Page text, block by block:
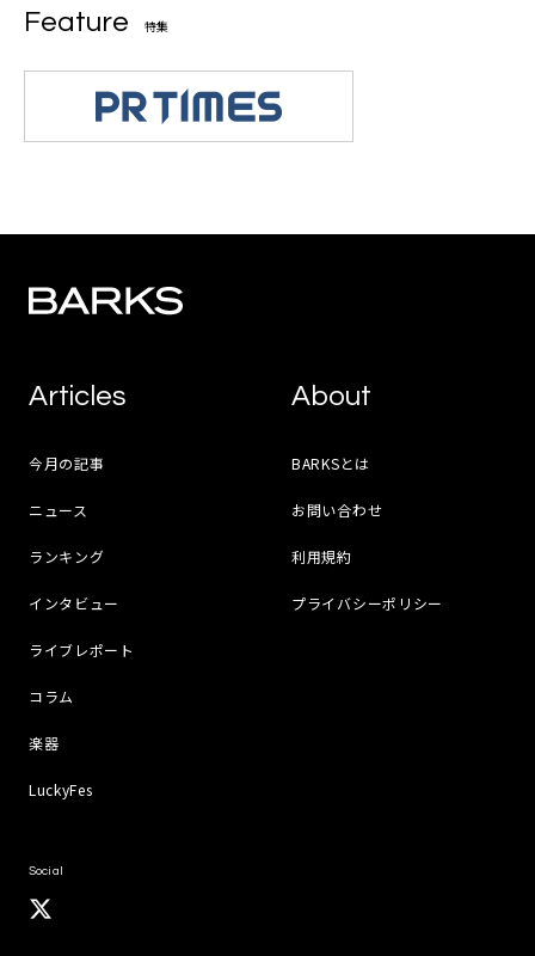
Feature 特集
Articles
今月の記事
ニュース
ランキング
インタビュー
ライブレポート
コラム
楽器
LuckyFes
About
BARKSとは
お問い合わせ
利用規約
プライバシーポリシー
Social